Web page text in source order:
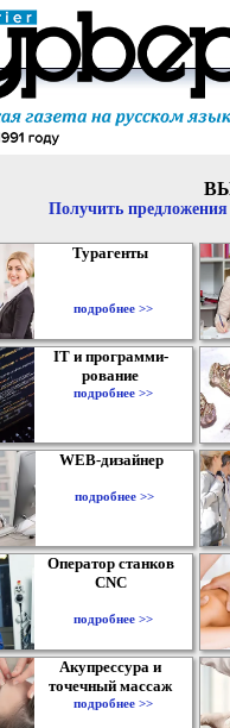
Получить
Турагенты
подробнее >>
IT и программи-
рование
подробнее >>
WEB-дизайнер
подробнее >>
Оператор станков
CNC
подробнее >>
Акупрессура и
точечный массаж
подробнее >>